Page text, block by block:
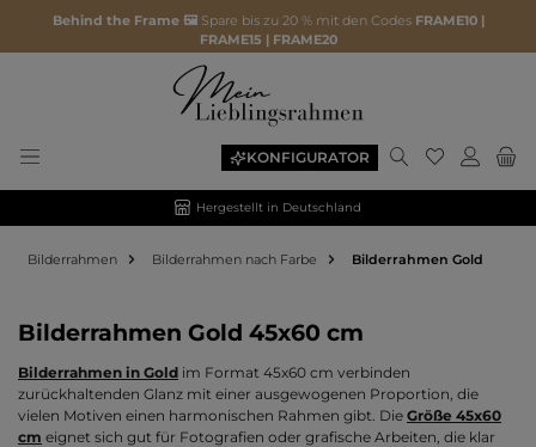
Behind the Frame 🖼️ Spare bis zu 20 % mit den Codes FRAME10 |
FRAME15 | FRAME20
KONFIGURATOR Du hast 0
Hergestellt in Deutschland
Bilderrahmen Bilderrahmen nach Farbe Bilderrahmen Gold
Bilderrahmen Gold 45x60 cm
Bilderrahmen in Gold im Format 45x60 cm verbinden
zurückhaltenden Glanz mit einer ausgewogenen Proportion, die
vielen Motiven einen harmonischen Rahmen gibt. Die Größe 45x60
cm eignet sich gut für Fotografien oder grafische Arbeiten, die klar